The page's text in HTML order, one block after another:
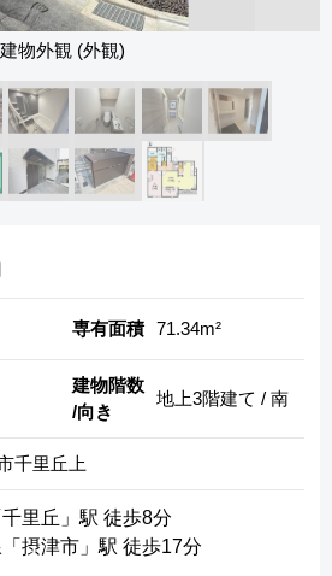
建物外観 (外観)
専有面積 71.34m²
建物階数
/向き
地上3階建て / 南
千里丘上
里丘」駅 徒歩8分
摂津市」駅 徒歩17分